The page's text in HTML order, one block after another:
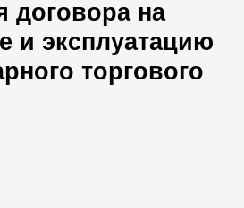
договора на
и эксплуатацию
торгового